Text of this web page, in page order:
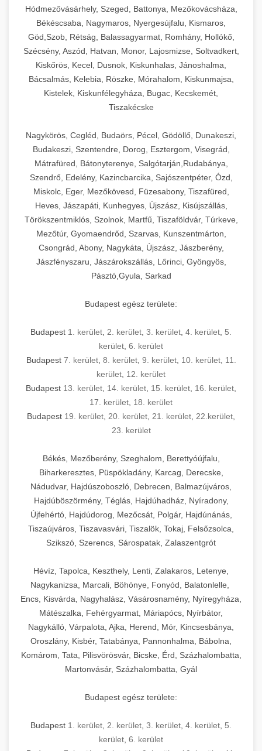
Hódmezővásárhely, Szeged, Battonya, Mezőkovácsháza,
Békéscsaba, Nagymaros, Nyergesújfalu, Kismaros,
Göd,Szob, Rétság, Balassagyarmat, Romhány, Hollókő,
Szécsény, Aszód, Hatvan, Monor, Lajosmizse, Soltvadkert,
Kiskőrös, Kecel, Dusnok, Kiskunhalas, Jánoshalma,
Bácsalmás, Kelebia, Röszke, Mórahalom, Kiskunmajsa,
Kistelek, Kiskunfélegyháza, Bugac, Kecskemét,
Tiszakécske
Nagykörös, Cegléd, Budaörs, Pécel, Gödöllő, Dunakeszi,
Budakeszi, Szentendre, Dorog, Esztergom, Visegrád,
Mátrafüred, Bátonyterenye, Salgótarján,Rudabánya,
Szendrő, Edelény, Kazincbarcika, Sajószentpéter, Ózd,
Miskolc, Eger, Mezőkövesd, Füzesabony, Tiszafüred,
Heves, Jászapáti, Kunhegyes, Újszász, Kisújszállás,
Törökszentmiklós, Szolnok, Martfű, Tiszaföldvár, Túrkeve,
Mezőtúr, Gyomaendrőd, Szarvas, Kunszentmárton,
Csongrád, Abony, Nagykáta, Újszász, Jászberény,
Jászfényszaru, Jászárokszállás, Lőrinci, Gyöngyös,
Pásztó,Gyula, Sarkad
Budapest egész területe:
Budapest 1. kerület 2. kerület 3. kerület 4. kerület 5.
kerület 6. kerület
Budapest 7. kerület, 8. kerület, 9. kerület, 10. kerület, 11.
kerület 12. kerület
Budapest 13. kerület 14. kerület 15. kerület 16. kerület
17. kerület 18. kerület
Budapest 19. kerület 20. kerület 21. kerület 22.kerület
23. kerület
Békés, Mezőberény, Szeghalom, Berettyóújfalu,
Biharkeresztes, Püspökladány, Karcag, Derecske,
Nádudvar, Hajdúszoboszló, Debrecen, Balmazújváros,
Hajdúböszörmény, Téglás, Hajdúhadház, Nyíradony,
Újfehértó, Hajdúdorog, Mezőcsát, Polgár, Hajdúnánás,
Tiszaújváros, Tiszavasvári, Tiszalök, Tokaj, Felsőzsolca,
Szikszó, Szerencs, Sárospatak, Zalaszentgrót
Hévíz, Tapolca, Keszthely, Lenti, Zalakaros, Letenye,
Nagykanizsa, Marcali, Böhönye, Fonyód, Balatonlelle,
Encs, Kisvárda, Nagyhalász, Vásárosnamény, Nyíregyháza,
Mátészalka, Fehérgyarmat, Máriapócs, Nyírbátor,
Nagykálló, Várpalota, Ajka, Herend, Mór, Kincsesbánya,
Oroszlány, Kisbér, Tatabánya, Pannonhalma, Bábolna,
Komárom, Tata, Pilisvörösvár, Bicske, Érd, Százhalombatta,
Martonvásár, Százhalombatta, Gyál
Budapest egész területe:
Budapest 1. kerület 2. kerület 3. kerület 4. kerület 5.
kerület 6. kerület